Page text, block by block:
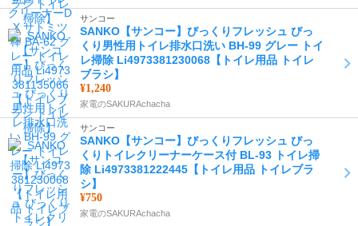
サンコー
SANKO【サンコー】びっくりフレッシュ びっ
くり男性用トイレ排水口洗い BH-99 グレー トイ
レ掃除 Li4973381230068【トイレ用品 トイレ
ブラシ】
¥1,240
家電のSAKURAchacha
サンコー
SANKO【サンコー】びっくりフレッシュ びっ
くりトイレクリーナーケース付 BL-93 トイレ掃
除 Li4973381222445【トイレ用品 トイレブラ
シ】
¥750
家電のSAKURAchacha